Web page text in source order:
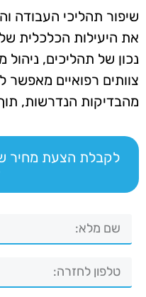
שיפור תהליכי העבודה
את היעילות הכלכלית של
נכון של תהליכים,
צוותים רפואיים
מהבדיקות הנדרשות,
לקבלת הצעת מחיר